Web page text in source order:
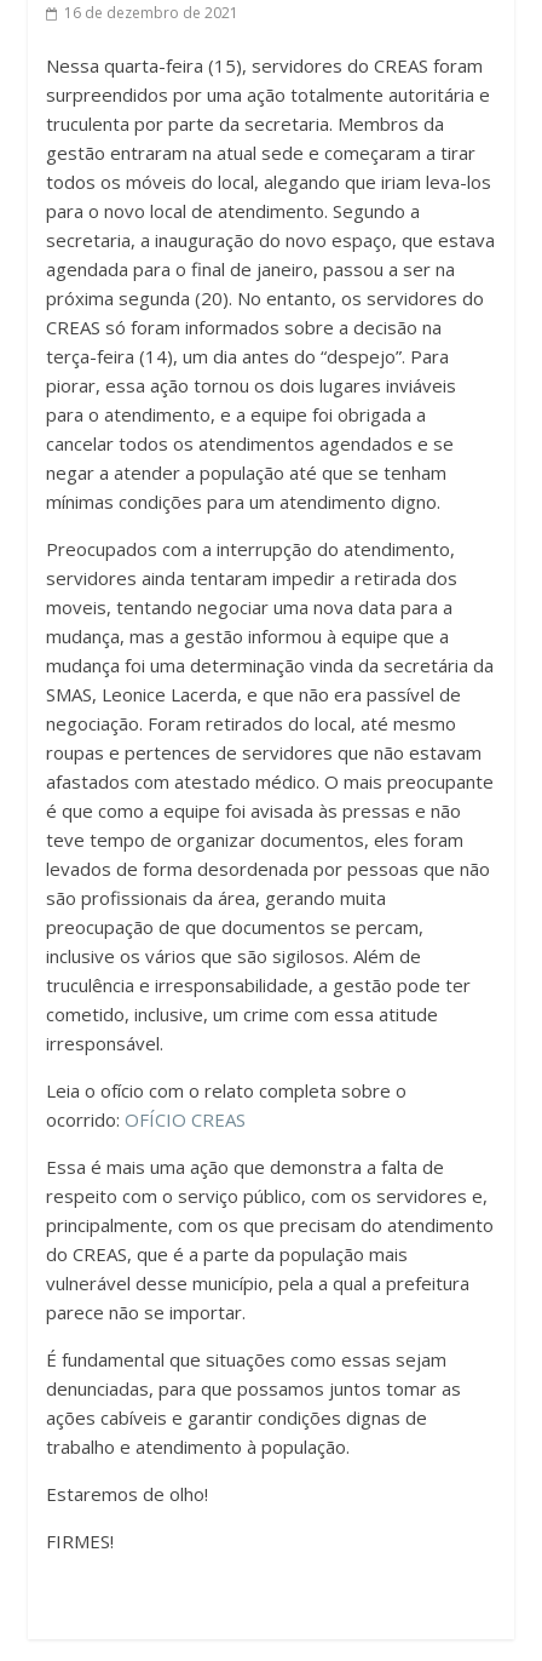
16 de dezembro de 2021
Nessa quarta-feira (15), servidores do CREAS foram
surpreendidos por uma ação totalmente autoritária e
truculenta por parte da secretaria. Membros da
gestão entraram na atual sede e começaram a tirar
todos os móveis do local, alegando que iriam leva-los
para o novo local de atendimento. Segundo a
secretaria, a inauguração do novo espaço, que estava
agendada para o final de janeiro, passou a ser na
próxima segunda (20). No entanto, os servidores do
CREAS só foram informados sobre a decisão na
terça-feira (14), um dia antes do “despejo”. Para
piorar, essa ação tornou os dois lugares inviáveis
para o atendimento, e a equipe foi obrigada a
cancelar todos os atendimentos agendados e se
negar a atender a população até que se tenham
mínimas condições para um atendimento digno.
Preocupados com a interrupção do atendimento,
servidores ainda tentaram impedir a retirada dos
moveis, tentando negociar uma nova data para a
mudança, mas a gestão informou à equipe que a
mudança foi uma determinação vinda da secretária da
SMAS, Leonice Lacerda, e que não era passível de
negociação. Foram retirados do local, até mesmo
roupas e pertences de servidores que não estavam
afastados com atestado médico. O mais preocupante
é que como a equipe foi avisada às pressas e não
teve tempo de organizar documentos, eles foram
levados de forma desordenada por pessoas que não
são profissionais da área, gerando muita
preocupação de que documentos se percam,
inclusive os vários que são sigilosos. Além de
truculência e irresponsabilidade, a gestão pode ter
cometido, inclusive, um crime com essa atitude
irresponsável.
Leia o ofício com o relato completa sobre o
ocorrido:OFÍCIO CREAS
Essa é mais uma ação que demonstra a falta de
respeito com o serviço público, com os servidores e,
principalmente, com os que precisam do atendimento
do CREAS, que é a parte da população mais
vulnerável desse município, pela a qual a prefeitura
parece não se importar.
É fundamental que situações como essas sejam
denunciadas, para que possamos juntos tomar as
ações cabíveis e garantir condições dignas de
trabalho e atendimento à população.
Estaremos de olho!
FIRMES!